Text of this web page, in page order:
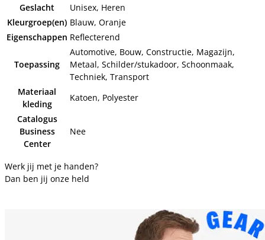
Geslacht
Unisex, Heren
Kleurgroep(en) Blauw, Oranje
Eigenschappen Reflecterend
Toepassing
Automotive, Bouw, Constructie, Magazijn,
Metaal, Schilder/stukadoor, Schoonmaak,
Techniek, Transport
Materiaal
kleding
Katoen, Polyester
Catalogus
Business
Center
Nee
Werk jij met je handen?
Dan ben jij onze held